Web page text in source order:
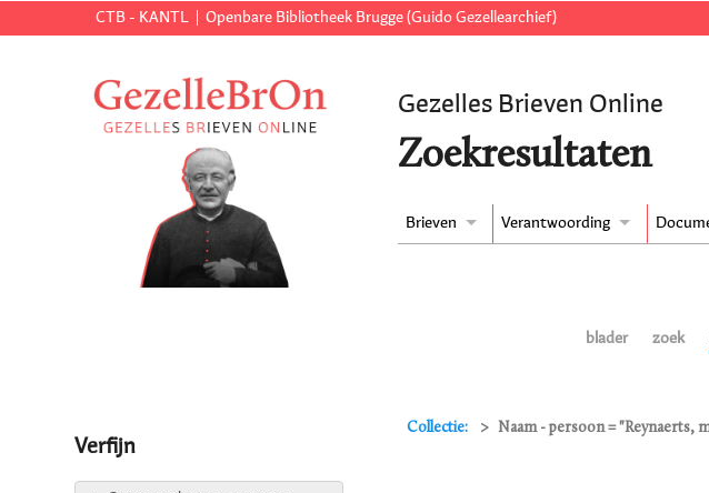
CTB - KANTL Openbare Bibliotheek Brugge (Guido Gezellearchief)
Gezelles Brieven Online
Zoekresultaten
Brieven Verantwoording
blader zoek
Collectie: Naam - persoon = "Reynaerts,
Verfijn